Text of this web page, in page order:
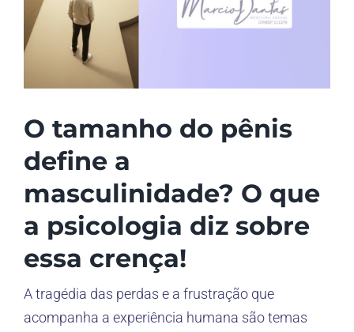
O tamanho do pênis
define a
masculinidade? O que
a psicologia diz sobre
essa crença!
A tragédia das perdas e a frustração que
acompanha a experiência humana são temas